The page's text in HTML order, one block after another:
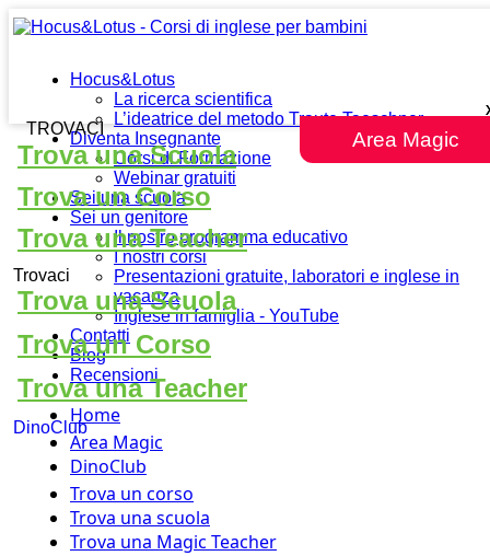
Hocus&Lotus
La ricerca scientifica
L’ideatrice del metodo Traute Taeschner
Diventa Insegnante
Corsi di Formazione
Webinar gratuiti
Sei una scuola
Sei un genitore
Il nostro programma educativo
I nostri corsi
Presentazioni gratuite, laboratori e inglese in
vacanza
Inglese in famiglia - YouTube
Contatti
Blog
Recensioni
Home
Area Magic
DinoClub
Trova un corso
Trova una scuola
Trova una Magic Teacher
Area Magic
TROVACI
Trova una Scuola
Trova un Corso
Trova una Teacher
Trovaci
Trova una Scuola
Trova un Corso
Trova una Teacher
DinoClub